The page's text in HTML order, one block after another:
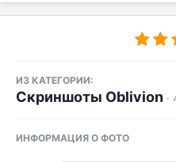
ИЗ КАТЕГОРИИ:
Скриншоты Oblivion ·
ИНФОРМАЦИЯ О ФОТО